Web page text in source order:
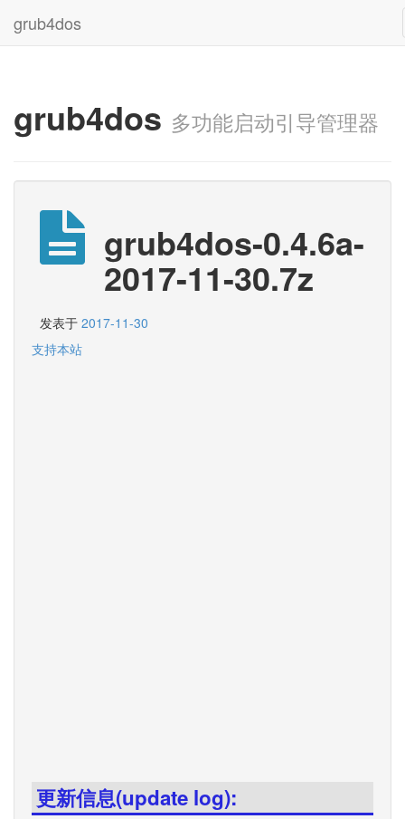
grub4dos
grub4dos 多功能启动引导管理器
grub4dos-0.4.6a-
2017-11-30.7z
发表于 2017-11-30
支持本站
更新信息(update log):